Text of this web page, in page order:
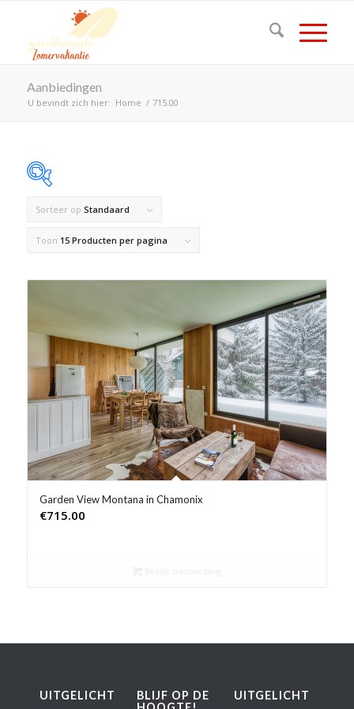
Aanbiedingen
U bevindt zich hier: Home / 715.00
Op voorraad
Product Land
Product Maximaal aantal personen
Product Prijs vanaf €
Product Rating
Product Reisorganisatie
Product Type vakantie
Product Wifi
Sorteer op Standaard
Toon 15 Producten per pagina
Garden View Montana in Chamonix
€715.00
UITGELICHT
BLIJF OP DE
UITGELICHT